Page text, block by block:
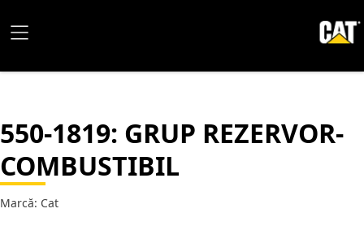
550-1819: GRUP REZERVOR-
COMBUSTIBIL
Marcă: Cat